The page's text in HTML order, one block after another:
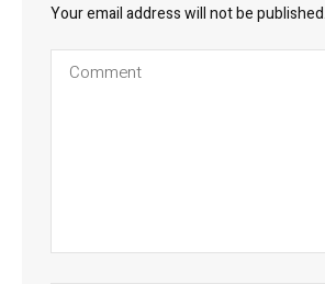
Your email address will not be published.